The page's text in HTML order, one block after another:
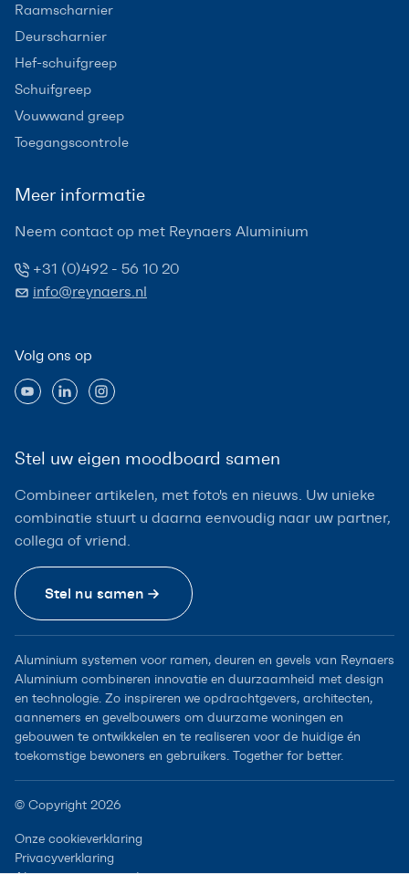
Raamscharnier
Deurscharnier
Hef-schuifgreep
Schuifgreep
Vouwwand greep
Toegangscontrole
Meer informatie
Neem contact op met Reynaers Aluminium
+31 (0)492 - 56 10 20
info@reynaers.nl
Volg ons op
Stel uw eigen moodboard samen
Combineer artikelen, met foto's en nieuws. Uw unieke
combinatie stuurt u daarna eenvoudig naar uw partner,
collega of vriend.
Stel nu samen
Aluminium systemen voor ramen, deuren en gevels van Reynaers
Aluminium combineren innovatie en duurzaamheid met design
en technologie. Zo inspireren we opdrachtgevers, architecten,
aannemers en gevelbouwers om duurzame woningen en
gebouwen te ontwikkelen en te realiseren voor de huidige én
toekomstige bewoners en gebruikers. Together for better.
© Copyright 2026
Onze cookieverklaring
Privacyverklaring